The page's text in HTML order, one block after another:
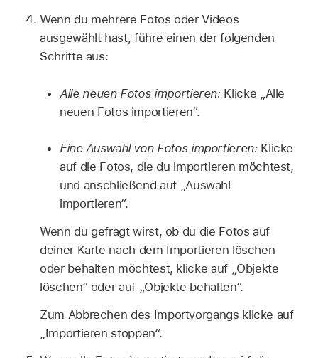
Wenn du mehrere Fotos oder Videos
ausgewählt hast, führe einen der folgenden
Schritte aus:
Alle neuen Fotos importieren:Klicke „Alle
neuen Fotos importieren“.
Eine Auswahl von Fotos importieren:Klicke
auf die Fotos, die du importieren möchtest,
und anschließend auf „Auswahl
importieren“.
Wenn du gefragt wirst, ob du die Fotos auf
deiner Karte nach dem Importieren löschen
oder behalten möchtest, klicke auf „Objekte
löschen“ oder auf „Objekte behalten“.
Zum Abbrechen des Importvorgangs klicke auf
„Importieren stoppen“.